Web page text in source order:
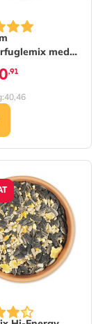
on the
med
2 kg
,91
40,46
on the
depends on the